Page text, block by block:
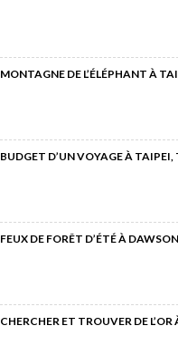
MONTAGNE DE L’ÉLÉPHANT À
BUDGET D’UN VOYAGE À
FEUX DE FORÊT D’ÉTÉ À
CHERCHER ET TROUVER DE